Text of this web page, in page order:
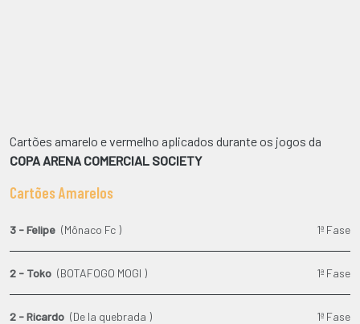
Cartões amarelo e vermelho aplicados durante os jogos da
COPA ARENA COMERCIAL SOCIETY
Cartões Amarelos
3 - Felipe (Mônaco Fc ) 1ª Fase
2 - Toko (BOTAFOGO MOGI ) 1ª Fase
2 - Ricardo (De la quebrada ) 1ª Fase